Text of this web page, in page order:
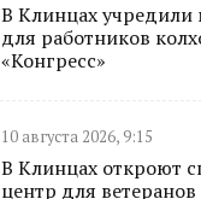
В Клинцах учредили
для работников
«Конгресс»
10 августа 2026, 9:15
В Клинцах откроют
центр для